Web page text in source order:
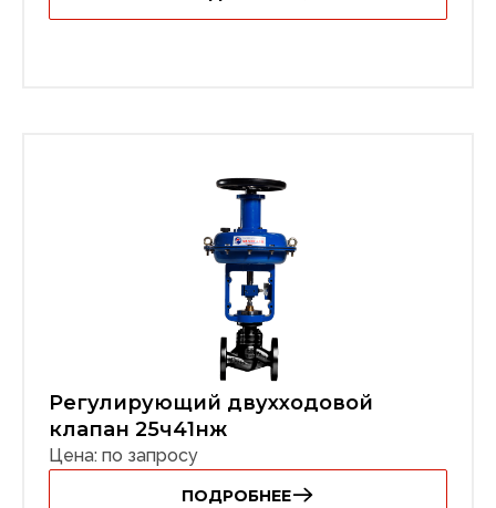
Регулирующий двухходовой
клапан 25ч41нж
Цена: по запросу
ПОДРОБНЕЕ